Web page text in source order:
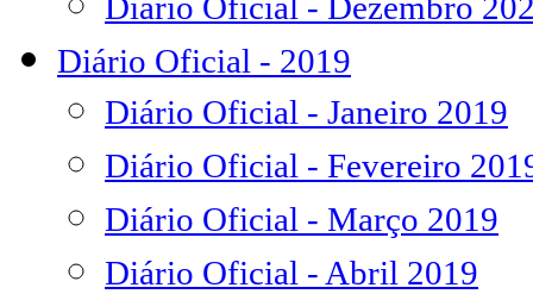
Diário Oficial - Dezembro
Diário Oficial - 2019
Diário Oficial - Janeiro 2019
Diário Oficial - Fevereiro
Diário Oficial - Março 2019
Diário Oficial - Abril 2019